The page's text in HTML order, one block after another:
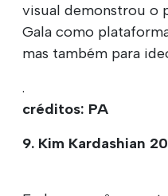
visual demonstrou o
Gala como
mas também para
.
créditos: PA
9. Kim Kardashian